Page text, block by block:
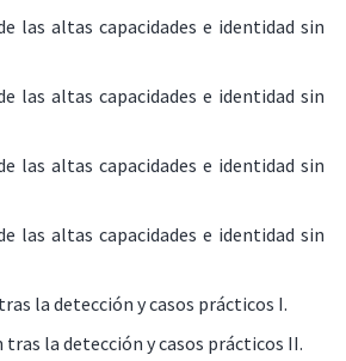
las altas capacidades e identidad sin
las altas capacidades e identidad sin
las altas capacidades e identidad sin
las altas capacidades e identidad sin
la detección y casos prácticos I.
la detección y casos prácticos II.